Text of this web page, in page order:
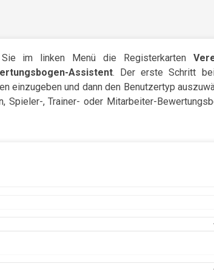
Sie im linken Menü die Registerkarten
Assistent. Der erste Schritt
einzugeben und dann den Benutzertyp
, Trainer- oder Mitarbeiter-